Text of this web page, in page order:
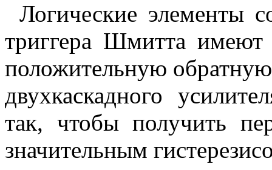
Логические элементы
триггера Шмитта
положительную
двухкаскадного
так, чтобы получить
значительным